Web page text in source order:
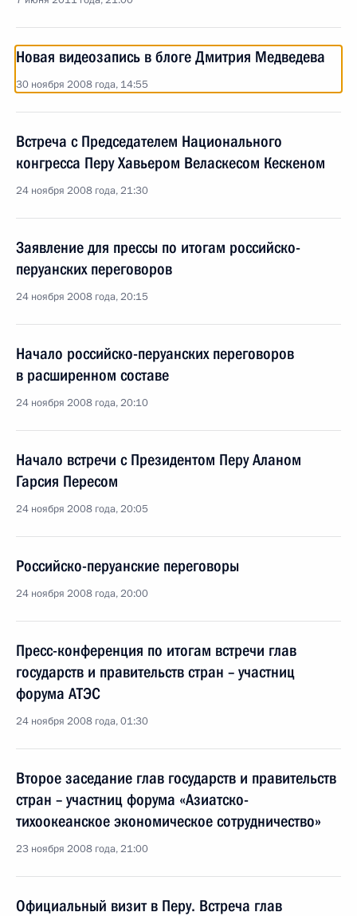
Новая видеозапись в блоге Дмитрия Медведева
30 ноября 2008 года, 14:55
Встреча с Председателем Национального
конгресса Перу Хавьером Веласкесом Кескеном
24 ноября 2008 года, 21:30
Заявление для прессы по итогам российско-
перуанских переговоров
24 ноября 2008 года, 20:15
Начало российско-перуанских переговоров
в расширенном составе
24 ноября 2008 года, 20:10
Начало встречи с Президентом Перу Аланом
Гарсия Пересом
24 ноября 2008 года, 20:05
Российско-перуанские переговоры
24 ноября 2008 года, 20:00
Пресс-конференция по итогам встречи глав
государств и правительств стран – участниц
форума АТЭС
24 ноября 2008 года, 01:30
Второе заседание глав государств и правительств
стран – участниц форума «Азиатско-
тихоокеанское экономическое сотрудничество»
23 ноября 2008 года, 21:00
Официальный визит в Перу. Встреча глав